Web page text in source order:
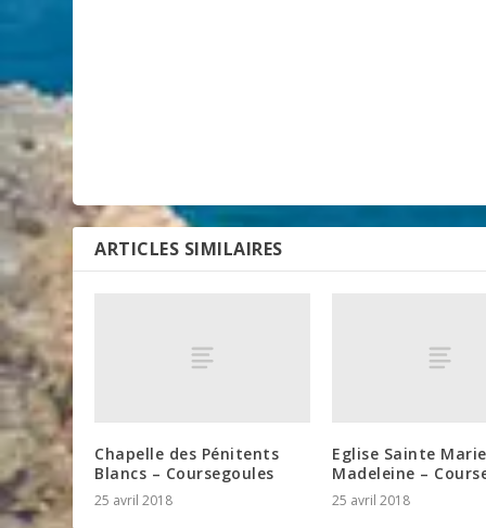
ARTICLES SIMILAIRES
Chapelle des Pénitents
Blancs – Coursegoules
25 avril 2018
Eglise Sainte Marie
Madeleine –
25 avril 2018